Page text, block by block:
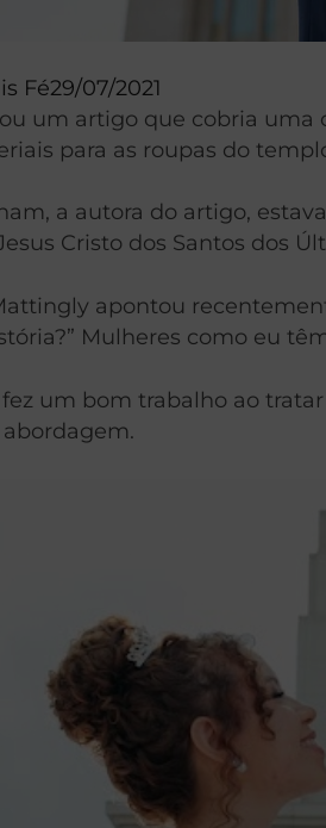
Fé29/07/2021
um artigo que cobria
para as roupas do
a autora do artigo,
Cristo dos Santos dos
apontou
Mulheres como eu
um bom trabalho ao